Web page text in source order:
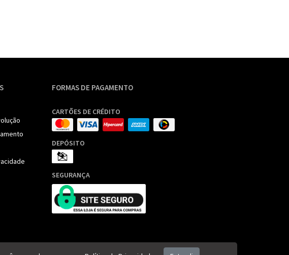
FORMAS DE PAGAMENTO
CARTÕES DE CRÉDITO
DEPÓSITO
SEGURANÇA